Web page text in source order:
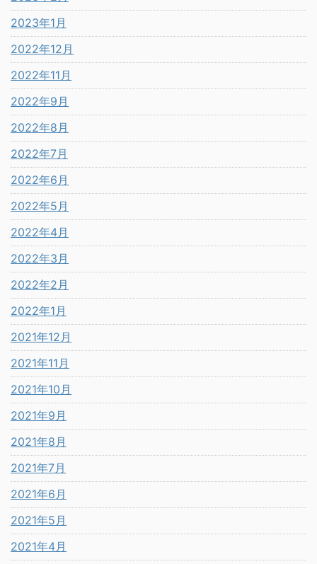
2023年1月
2022年12月
2022年11月
2022年9月
2022年8月
2022年7月
2022年6月
2022年5月
2022年4月
2022年3月
2022年2月
2022年1月
2021年12月
2021年11月
2021年10月
2021年9月
2021年8月
2021年7月
2021年6月
2021年5月
2021年4月